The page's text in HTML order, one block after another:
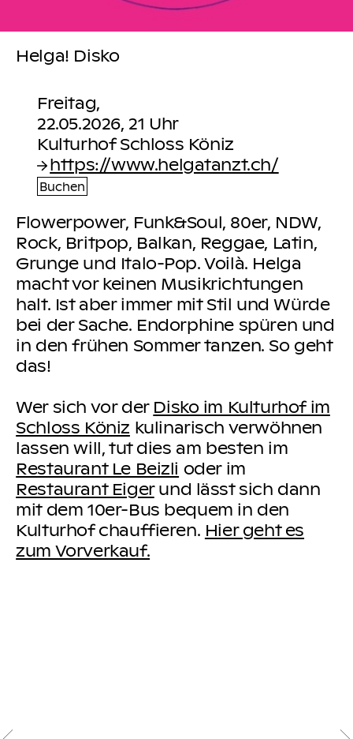
Helga! Disko
Freitag,
22.05.2026, 21 Uhr
https://www.helgatanzt.ch/
Buchen
Flowerpower, Funk&Soul, 80er, NDW,
Rock, Britpop, Balkan, Reggae, Latin,
Grunge und Italo-Pop. Voilà. Helga
macht vor keinen Musikrichtungen
halt. Ist aber immer mit Stil und Würde
bei der Sache. Endorphine spüren und
in den frühen Sommer tanzen. So geht
das!
Wer sich vor der Disko im Kulturhof im
Schloss Köniz kulinarisch verwöhnen
lassen will, tut dies am besten im
Restaurant Le Beizli oder im
Restaurant Eigerund lässt sich dann
mit dem 10er-Bus bequem in den
Kulturhof chauffieren. Hier geht es
zum Vorverkauf.